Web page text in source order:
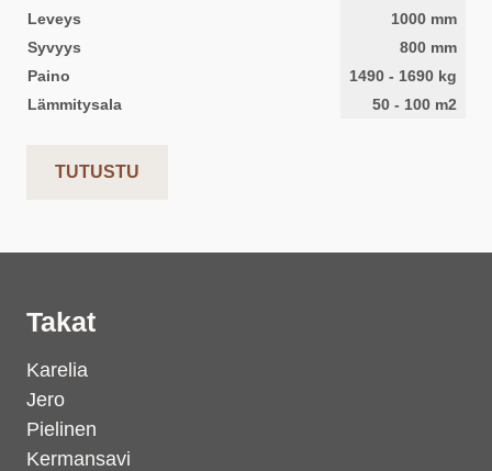
Leveys
1000 mm
Syvyys
800 mm
Paino
1490 - 1690 kg
Lämmitysala
50 - 100 m2
TUTUSTU
Takat
Karelia
Jero
Pielinen
Kermansavi